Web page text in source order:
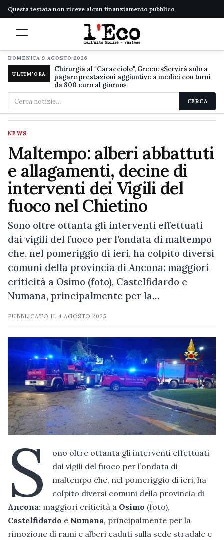
Questa testata non riceve alcun finanziamento pubblico
DOMENICA 9 AGOSTO 2026
ULTIM'ORA
Chirurgia al "Caracciolo", Greco: «Servirà solo a
pagare prestazioni aggiuntive a medici con turni
da 800 euro al giorno»
Cerca
nel
sito
CERCA
NEWS
Maltempo: alberi abbattuti
e allagamenti, decine di
interventi dei Vigili del
fuoco nel Chietino
Sono oltre ottanta gli interventi effettuati
dai vigili del fuoco per l’ondata di maltempo
che, nel pomeriggio di ieri, ha colpito diversi
comuni della provincia di Ancona: maggiori
criticità a Osimo (foto), Castelfidardo e
Numana, principalmente per la…
PUBBLICATO IL4 AGOSTO 2025
S
ono oltre ottanta gli interventi effettuati
dai vigili del fuoco per l’ondata di
maltempo che, nel pomeriggio di ieri, ha
colpito diversi comuni della provincia di
Ancona: maggiori criticità a Osimo (foto),
Castelfidardo e Numana, principalmente per la
rimozione di rami e alberi caduti sulla sede stradale e